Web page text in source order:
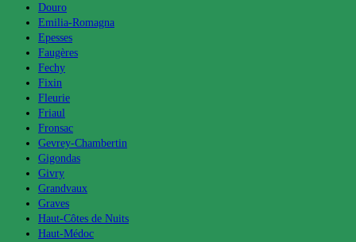
Douro
Emilia-Romagna
Epesses
Faugères
Fechy
Fixin
Fleurie
Friaul
Fronsac
Gevrey-Chambertin
Gigondas
Givry
Grandvaux
Graves
Haut-Côtes de Nuits
Haut-Médoc